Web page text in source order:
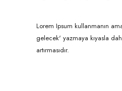
Lorem Ipsum kullanmanın
gelecek' yazmaya kıyasla
artırmasıdır.